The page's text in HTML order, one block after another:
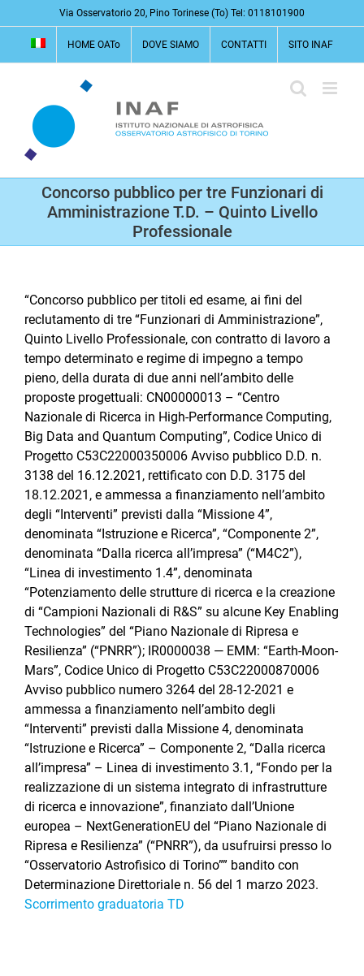
al
contenuto
Via Osservatorio 20, Pino Torinese (To) Tel: 0118101900
HOME OATo DOVE SIAMO CONTATTI SITO INAF
Concorso pubblico per tre Funzionari di
Amministrazione T.D. – Quinto Livello
Professionale
“Concorso pubblico per titoli ed esame, ai fini del
reclutamento di tre “Funzionari di Amministrazione”,
Quinto Livello Professionale, con contratto di lavoro a
tempo determinato e regime di impegno a tempo
pieno, della durata di due anni nell’ambito delle
proposte progettuali: CN00000013 – “Centro
Nazionale di Ricerca in High-Performance Computing,
Big Data and Quantum Computing”, Codice Unico di
Progetto C53C22000350006 Avviso pubblico D.D. n.
3138 del 16.12.2021, rettificato con D.D. 3175 del
18.12.2021, e ammessa a finanziamento nell’ambito
degli “Interventi” previsti dalla “Missione 4”,
denominata “Istruzione e Ricerca”, “Componente 2”,
denominata “Dalla ricerca all’impresa” (“M4C2”),
“Linea di investimento 1.4”, denominata
“Potenziamento delle strutture di ricerca e la creazione
di “Campioni Nazionali di R&S” su alcune Key Enabling
Technologies” del “Piano Nazionale di Ripresa e
Resilienza” (“PNRR”); IR0000038 — EMM: “Earth-Moon-
Mars”, Codice Unico di Progetto C53C22000870006
Avviso pubblico numero 3264 del 28-12-2021 e
ammessa a finanziamento nell’ambito degli
“Interventi” previsti dalla Missione 4, denominata
“Istruzione e Ricerca” – Componente 2, “Dalla ricerca
all’impresa” – Linea di investimento 3.1, “Fondo per la
realizzazione di un sistema integrato di infrastrutture
di ricerca e innovazione”, finanziato dall’Unione
europea – NextGenerationEU del “Piano Nazionale di
Ripresa e Resilienza” (“PNRR”), da usufruirsi presso lo
“Osservatorio Astrofisico di Torino”” bandito con
Determinazione Direttoriale n. 56 del 1 marzo 2023.
Scorrimento graduatoria TD